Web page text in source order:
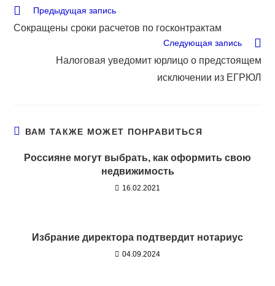
Еще
Предыдущая запись
Сокращены сроки расчетов по госконтрактам
Следующая запись
Налоговая уведомит юрлицо о предстоящем
исключении из ЕГРЮЛ
ВАМ ТАКЖЕ МОЖЕТ ПОНРАВИТЬСЯ
Россияне могут выбрать, как оформить свою
недвижимость
16.02.2021
Избрание директора подтвердит нотариус
04.09.2024